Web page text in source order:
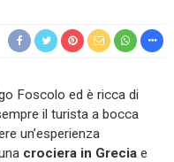
Foscolo ed è ricca di
il turista a bocca
un’esperienza
crociera in Grecia e